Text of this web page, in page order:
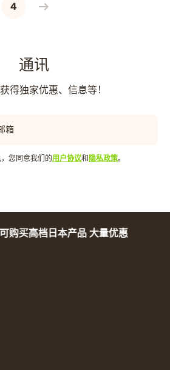
4
通讯
得独家优惠、信息等！
箱
您同意我们的用户协议和 隐私政策。
高档日本产品 大量优惠